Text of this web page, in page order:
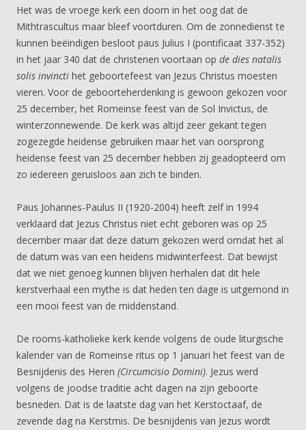
Het was de vroege kerk een doorn in het oog dat de
Mithtrascultus maar bleef voortduren. Om de zonnedienst te
kunnen beëindigen besloot paus Julius I (pontificaat 337-352)
in het jaar 340 dat de christenen voortaan op de dies natalis
solis invincti het geboortefeest van Jezus Christus moesten
vieren. Voor de geboorteherdenking is gewoon gekozen voor
25 december, het Romeinse feest van de Sol Invictus, de
winterzonnewende. De kerk was altijd zeer gekant tegen
zogezegde heidense gebruiken maar het van oorsprong
heidense feest van 25 december hebben zij geadopteerd om
zo iedereen geruisloos aan zich te binden.
Paus Johannes-Paulus II (1920-2004) heeft zelf in 1994
verklaard dat Jezus Christus niet echt geboren was op 25
december maar dat deze datum gekozen werd omdat het al
de datum was van een heidens midwinterfeest. Dat bewijst
dat we niet genoeg kunnen blijven herhalen dat dit hele
kerstverhaal een mythe is dat heden ten dage is uitgemond in
een mooi feest van de middenstand.
De rooms-katholieke kerk kende volgens de oude liturgische
kalender van de Romeinse ritus op 1 januari het feest van de
Besnijdenis des Heren (Circumcisio Domini). Jezus werd
volgens de joodse traditie acht dagen na zijn geboorte
besneden. Dat is de laatste dag van het Kerstoctaaf, de
zevende dag na Kerstmis. De besnijdenis van Jezus wordt